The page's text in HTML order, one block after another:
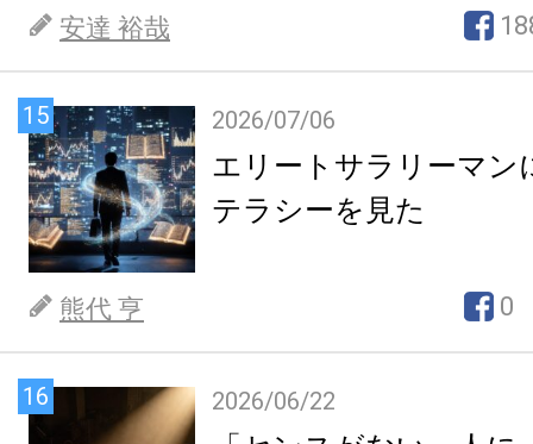
安達 裕哉
15 2026/07/06
エリートサラリーマン
テラシーを見た
熊代 亨 0
16 2026/06/22